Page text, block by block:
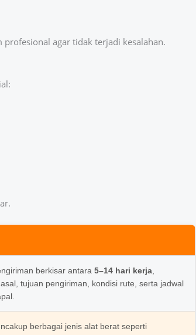
agar tidak terjadi kesalahan.
berkisar antara 5–14 hari kerja,
tujuan pengiriman, kondisi rute, serta jadwal
berbagai jenis alat berat seperti